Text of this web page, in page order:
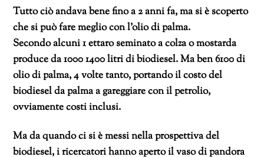
Tutto ciò andava bene fino a 2 anni fa, ma si è scoperto
che si può fare meglio con l’olio di palma.
Secondo alcuni 1 ettaro seminato a colza o mostarda
produce da 1000 1400 litri di biodiesel. Ma ben 6100 di
olio di palma, 4 volte tanto, portando il costo del
biodiesel da palma a gareggiare con il petrolio,
ovviamente costi inclusi.
Ma da quando ci si è messi nella prospettiva del
biodiesel, i ricercatori hanno aperto il vaso di pandora